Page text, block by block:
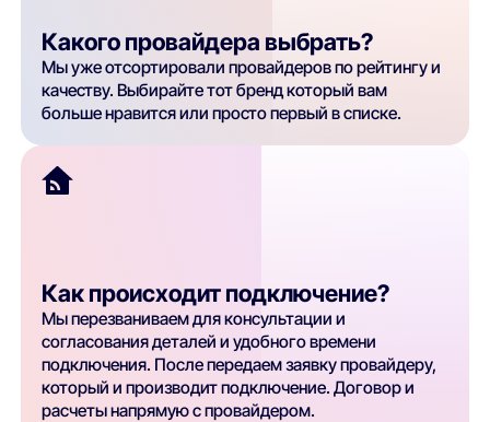
Какого провайдера выбрать?
Мы уже отсортировали провайдеров по рейтингу и
качеству. Выбирайте тот бренд который вам
больше нравится или просто первый в списке.
Как происходит подключение?
Мы перезваниваем для консультации и
согласования деталей и удобного времени
подключения. После передаем заявку провайдеру,
который и производит подключение. Договор и
расчеты напрямую с провайдером.